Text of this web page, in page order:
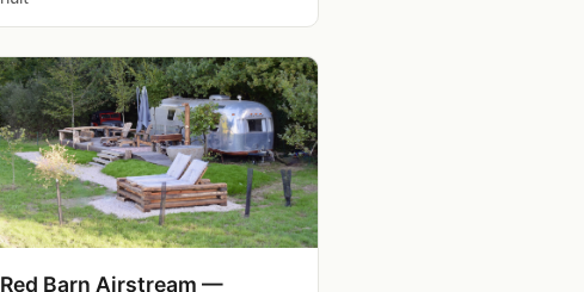
Red Barn Airstream —